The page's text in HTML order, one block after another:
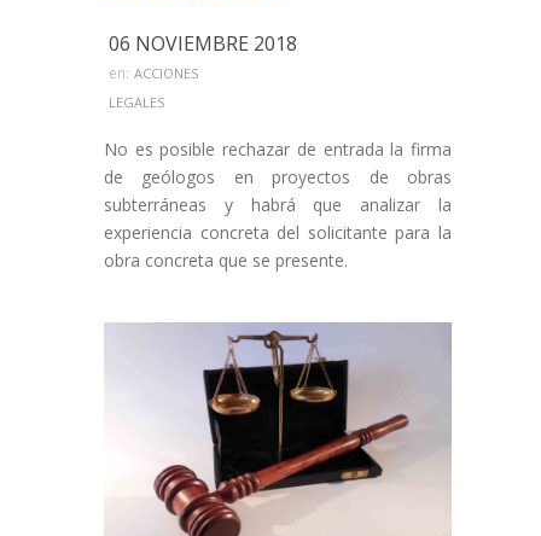
06 NOVIEMBRE 2018
en: ACCIONES
LEGALES
No es posible rechazar de entrada la firma
de geólogos en proyectos de obras
subterráneas y habrá que analizar la
experiencia concreta del solicitante para la
obra concreta que se presente.